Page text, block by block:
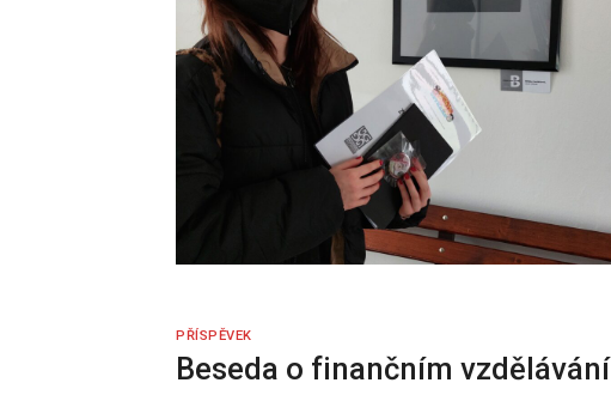
PŘÍSPĚVEK
Beseda o finančním vzdělávání